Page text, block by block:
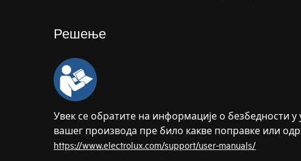
Решење
Увек се обратите на информације о безбедности
вашег производа пре било какве поправке или
https://www.electrolux.com/support/user-manuals/